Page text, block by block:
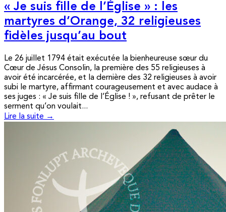
« Je suis fille de l’Église » : les
martyres d’Orange, 32 religieuses
fidèles jusqu’au bout
Le 26 juillet 1794 était exécutée la bienheureuse sœur du
Cœur de Jésus Consolin, la première des 55 religieuses à
avoir été incarcérée, et la dernière des 32 religieuses à avoir
subi le martyre, affirmant courageusement et avec audace à
ses juges : « Je suis fille de l’Église ! », refusant de prêter le
serment qu’on voulait...
Lire la suite →